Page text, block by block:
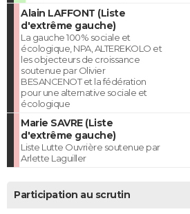
Alain LAFFONT (Liste
d'extrême gauche)
La gauche 100% sociale et
écologique, NPA, ALTEREKOLO et
les objecteurs de croissance
soutenue par Olivier
BESANCENOT et la fédération
pour une alternative sociale et
écologique
Marie SAVRE (Liste
d'extrême gauche)
Liste Lutte Ouvrière soutenue par
Arlette Laguiller
Participation au scrutin